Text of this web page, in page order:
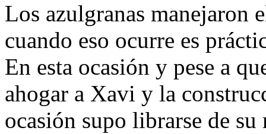
Los azulgranas manejaron
cuando eso ocurre es
En esta ocasión y pese a
ahogar a Xavi y la
ocasión supo librarse de su